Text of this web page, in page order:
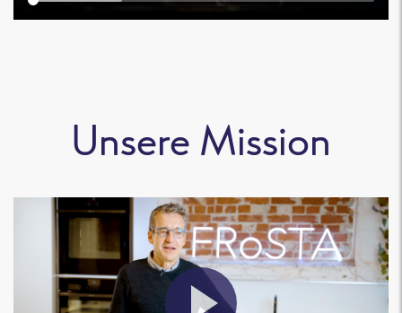
Unsere Mission